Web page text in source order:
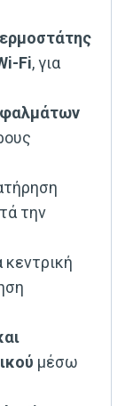
Fi, για
την
κεντρική
μέσω